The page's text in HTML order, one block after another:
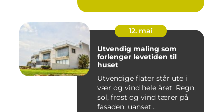
12. mai
Utvendig maling som
forlenger levetiden til
huset
Utvendige flater står ute i
vær og vind hele året. Regn,
sol, frost og vind tærer på
fasaden, uanset...